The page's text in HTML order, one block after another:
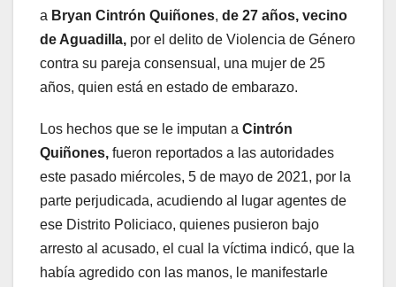
a Bryan Cintrón Quiñones, de 27 años, vecino
de Aguadilla, por el delito de Violencia de Género
contra su pareja consensual, una mujer de 25
años, quien está en estado de embarazo.
Los hechos que se le imputan a Cintrón
Quiñones, fueron reportados a las autoridades
este pasado miércoles, 5 de mayo de 2021, por la
parte perjudicada, acudiendo al lugar agentes de
ese Distrito Policiaco, quienes pusieron bajo
arresto al acusado, el cual la víctima indicó, que la
había agredido con las manos, le manifestarle